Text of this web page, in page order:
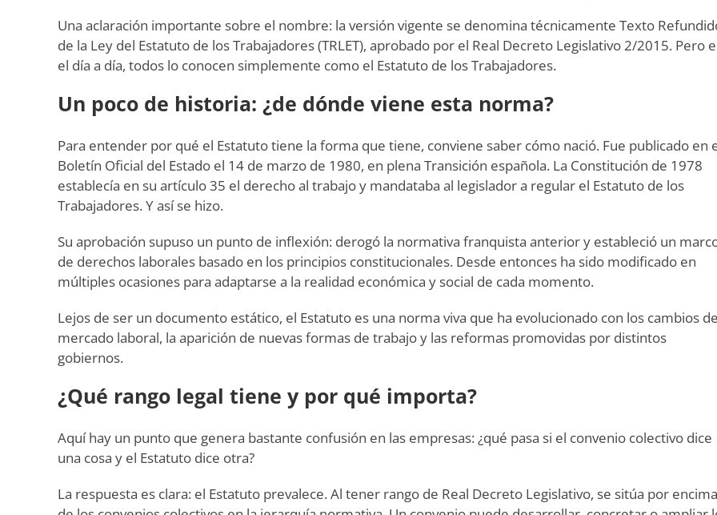
Una aclaración importante sobre el nombre: la versión vigente se denomina técnicamente Texto
de la Ley del Estatuto de los Trabajadores (TRLET), aprobado por el Real Decreto Legislativo 2/2015. Pero
el día a día, todos lo conocen simplemente como el Estatuto de los Trabajadores.
Un poco de historia: ¿de dónde viene esta norma?
Para entender por qué el Estatuto tiene la forma que tiene, conviene saber cómo nació. Fue publicado en
Boletín Oficial del Estado el 14 de marzo de 1980, en plena Transición española. La Constitución de 1978
establecía en su artículo 35 el derecho al trabajo y mandataba al legislador a regular el Estatuto de los
Trabajadores. Y así se hizo.
Su aprobación supuso un punto de inflexión: derogó la normativa franquista anterior y estableció un
de derechos laborales basado en los principios constitucionales. Desde entonces ha sido modificado en
múltiples ocasiones para adaptarse a la realidad económica y social de cada momento.
Lejos de ser un documento estático, el Estatuto es una norma viva que ha evolucionado con los cambios
mercado laboral, la aparición de nuevas formas de trabajo y las reformas promovidas por distintos
gobiernos.
¿Qué rango legal tiene y por qué importa?
Aquí hay un punto que genera bastante confusión en las empresas: ¿qué pasa si el convenio colectivo dice
una cosa y el Estatuto dice otra?
La respuesta es clara: el Estatuto prevalece. Al tener rango de Real Decreto Legislativo, se sitúa por encima